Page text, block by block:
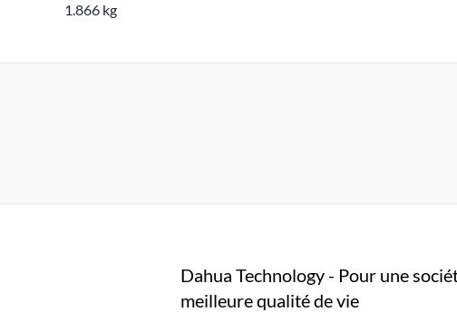
1.866 kg
Dahua Technology - Pour une
meilleure qualité de vie